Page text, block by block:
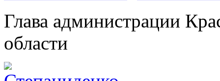
Глава администрации
области